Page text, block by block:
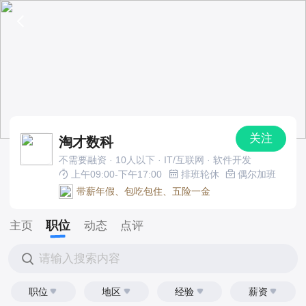
淘才数科 关注
不需要融资 · 10人以下 · IT/互联网 · 软件开发
上午09:00-下午17:00
排班轮休
偶尔加班
带薪年假、包吃包住、五险一金
主页 职位 动态 点评
请输入搜索内容
职位 地区 经验 薪资